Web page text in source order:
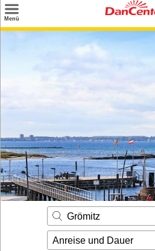
Menü
Kontakt
Gut zu wissen
Login
Grömitz
Anreise und Dauer